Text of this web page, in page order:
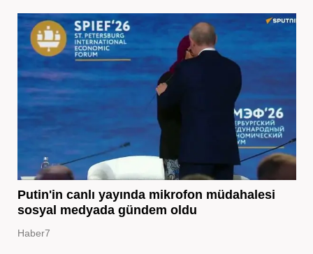
Putin'in canlı yayında mikrofon müdahalesi
sosyal medyada gündem oldu
Haber7